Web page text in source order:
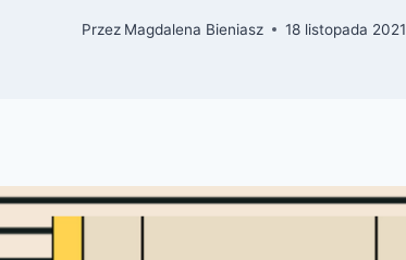
Przez Magdalena Bieniasz 18 listopada 2021